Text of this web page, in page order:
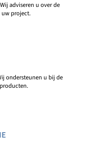
adviseren u over de
uw project.
ondersteunen u bij de